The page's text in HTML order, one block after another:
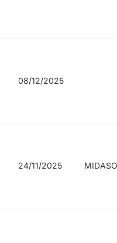
08/12/2025
24/11/2025